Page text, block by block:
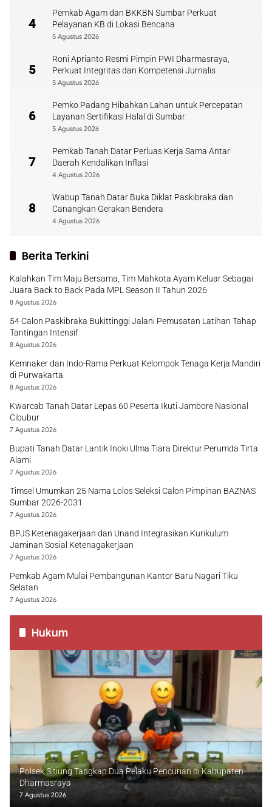
4
Pemkab Agam dan BKKBN Sumbar Perkuat
Pelayanan KB di Lokasi Bencana
5 Agustus 2026
5
Roni Aprianto Resmi Pimpin PWI Dharmasraya,
Perkuat Integritas dan Kompetensi Jurnalis
5 Agustus 2026
6
Pemko Padang Hibahkan Lahan untuk Percepatan
Layanan Sertifikasi Halal di Sumbar
5 Agustus 2026
7
Pemkab Tanah Datar Perluas Kerja Sama Antar
Daerah Kendalikan Inflasi
4 Agustus 2026
8
Wabup Tanah Datar Buka Diklat Paskibraka dan
Canangkan Gerakan Bendera
4 Agustus 2026
Berita Terkini
Kalahkan Tim Maju Bersama, Tim Mahkota Ayam Keluar Sebagai
Juara Back to Back Pada MPL Season II Tahun 2026
8 Agustus 2026
54 Calon Paskibraka Bukittinggi Jalani Pemusatan Latihan Tahap
Tantingan Intensif
8 Agustus 2026
Kemnaker dan Indo-Rama Perkuat Kelompok Tenaga Kerja Mandiri
di Purwakarta
8 Agustus 2026
Kwarcab Tanah Datar Lepas 60 Peserta Ikuti Jambore Nasional
Cibubur
7 Agustus 2026
Bupati Tanah Datar Lantik Inoki Ulma Tiara Direktur Perumda Tirta
Alami
7 Agustus 2026
Timsel Umumkan 25 Nama Lolos Seleksi Calon Pimpinan BAZNAS
Sumbar 2026-2031
7 Agustus 2026
BPJS Ketenagakerjaan dan Unand Integrasikan Kurikulum
Jaminan Sosial Ketenagakerjaan
7 Agustus 2026
Pemkab Agam Mulai Pembangunan Kantor Baru Nagari Tiku
Selatan
7 Agustus 2026
Hukum
Polsek Sitiung Tangkap Dua Pelaku Pencurian di Kabupaten
Dharmasraya
7 Agustus 2026